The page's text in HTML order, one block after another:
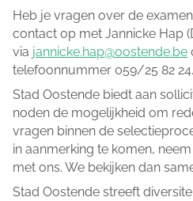
Heb je vragen over de
contact op met Jannicke Hap
via jannicke.hap@oostende.be
telefoonnummer 059/25 82 24.
Stad Oostende biedt aan
noden de mogelijkheid om
vragen binnen de
in aanmerking te komen,
met ons. We bekijken dan
Stad Oostende streeft